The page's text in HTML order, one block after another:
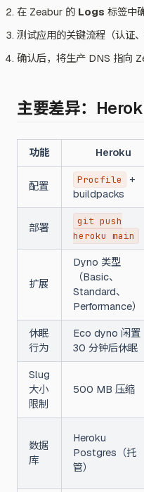
在 Zeabur 的 Logs 标签中
测试应用的关键流程（认证
确认后，将生产 DNS 指向
主要差异：
功能 Heroku
配置
Procfile
+
buildpacks
部署
git push
heroku main
扩展
Dyno 类型
（Basic、
Standard、
Performance）
休眠
行为
Eco dyno 闲置
30 分钟后休眠
Slug
大小
限制
500 MB 压缩
数据
库
Heroku
Postgres（托
管）